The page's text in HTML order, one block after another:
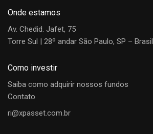
Onde estamos
Av. Chedid. Jafet, 75
Torre Sul | 28º andar São Paulo, SP – Brasil
Como investir
Saiba como adquirir nossos fundos
Contato
ri@xpasset.com.br